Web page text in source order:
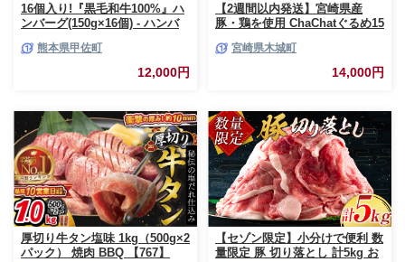
16個入り!『黒毛和牛100%』ハ
ンバーグ(150g×16個) - ハンバ
個包装 小分け 人気 牛肉100%
黒毛和牛 冷凍 国産 おすすめ ラ
ンキング 和牛 お取り寄せ 焼く
産牛 総菜 甲佐町【価格改定】X
熊本県甲佐町
12,000円
【2週間以内発送】宮崎県産
豚・鶏を使用 ChaChatぐるめ15
_K16_0040_4
宮崎県木城町
14,000円
厚切り牛タン塩味 1kg（500g×2
パック） 焼肉 BBQ 【767】
【セゾン限定】小分けで便利 数
量限定 豚 切り落とし 計5kg お